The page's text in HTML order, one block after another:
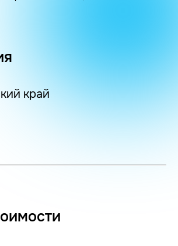
край